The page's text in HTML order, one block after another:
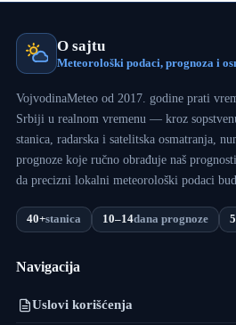
O sajtu
Meteorološki podaci, prognoza i
VojvodinaMeteo od 2017. godine prati
Srbiji u realnom vremenu — kroz
stanica, radarska i satelitska osmatranja,
prognoze koje ručno obrađuje naš
da precizni lokalni meteorološki podaci
40+stanica 10–14dana prognoze
Navigacija
Uslovi korišćenja